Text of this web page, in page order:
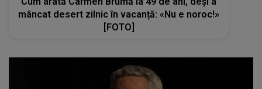
mâncat desert zilnic în vacanță: «Nu e noroc!»
[FOTO]